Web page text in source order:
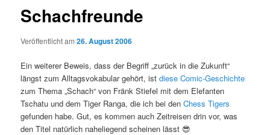
Schachfreunde
Veröffentlicht am26. August 2006
Ein weiterer Beweis, dass der Begriff „zurück in die Zukunft“
längst zum Alltagsvokabular gehört, istdiese Comic-Geschichte
zum Thema „Schach“ von Fränk Stiefel mit dem Elefanten
Tschatu und dem Tiger Ranga, die ich bei denChess Tigers
gefunden habe. Gut, es kommen auch Zeitreisen drin vor, was
den Titel natürlich naheliegend scheinen lässt 😎